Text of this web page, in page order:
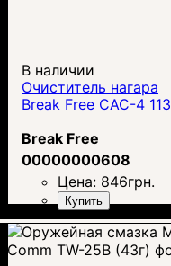
В наличии
Очиститель нагара
Break Free CAC-4
Break Free
00000000608
Цена: 846грн.
Купить